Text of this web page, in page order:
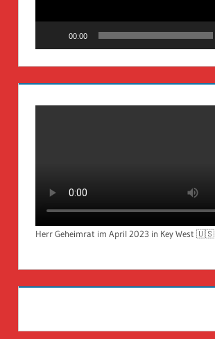
00:00
Herr Geheimrat im April 2023 in Key West 🇺🇸